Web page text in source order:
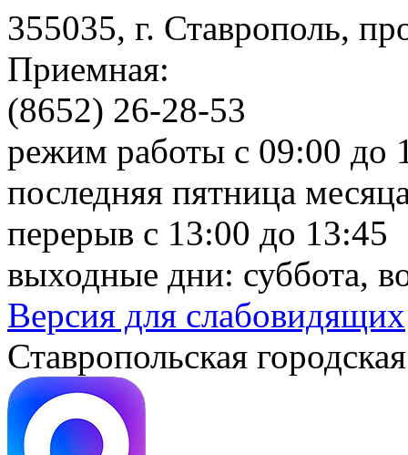
355035, г. Ставрополь,
Приемная:
(8652) 26-28-53
режим работы с 09:00 до
последняя пятница
перерыв с 13:00 до 13:45
выходные дни: суббота,
Версия для слабовидящих
Ставропольская